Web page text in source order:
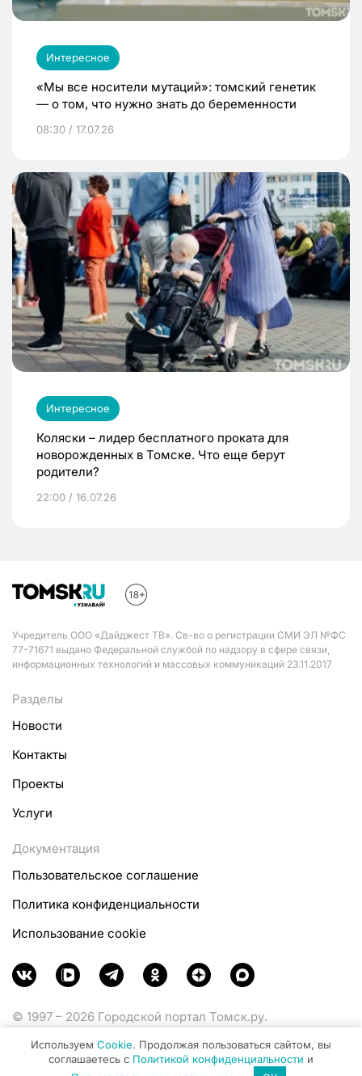
Интересное
«Мы все носители мутаций»: томский генетик
— о том, что нужно знать до беременности
08:30 / 17.07.26
Интересное
Коляски – лидер бесплатного проката для
новорожденных в Томске. Что еще берут
родители?
22:00 / 16.07.26
Учредитель ООО «Дайджест ТВ». Св-во о регистрации СМИ ЭЛ №ФС
77-71671 выдано Федеральной службой по надзору в сфере связи,
информационных технологий и массовых коммуникаций 23.11.2017
Разделы
Новости
Контакты
Проекты
Услуги
Документация
Пользовательское соглашение
Политика конфиденциальности
Использование cookie
© 1997 – 2026 Городской портал Томск.ру.
Министерства цифрового развития, связи и массовых
коммуникаций Российской Федерации.
Используем Cookie. Продолжая пользоваться сайтом, вы
соглашаетесь с Политикой конфиденциальности и